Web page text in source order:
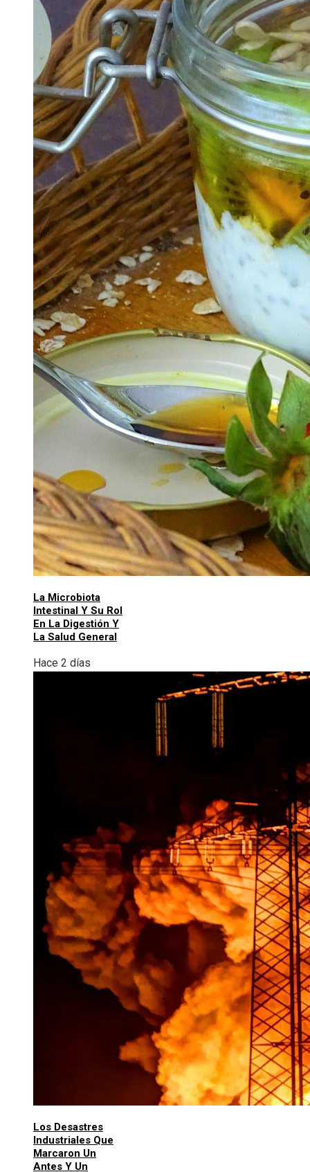
La Microbiota
Intestinal Y Su Rol
En La Digestión Y
La Salud General
Hace 2 días
Los Desastres
Industriales Que
Marcaron Un
Antes Y Un